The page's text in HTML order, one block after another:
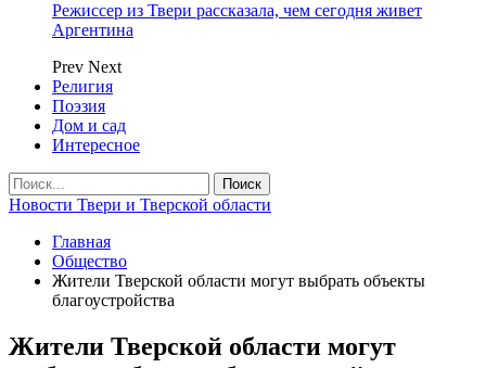
Режиссер из Твери рассказала, чем сегодня живет
Аргентина
Prev Next
Религия
Поэзия
Дом и сад
Интересное
Новости Твери и Тверской области
Главная
Общество
Жители Тверской области могут выбрать объекты
благоустройства
Жители Тверской области могут